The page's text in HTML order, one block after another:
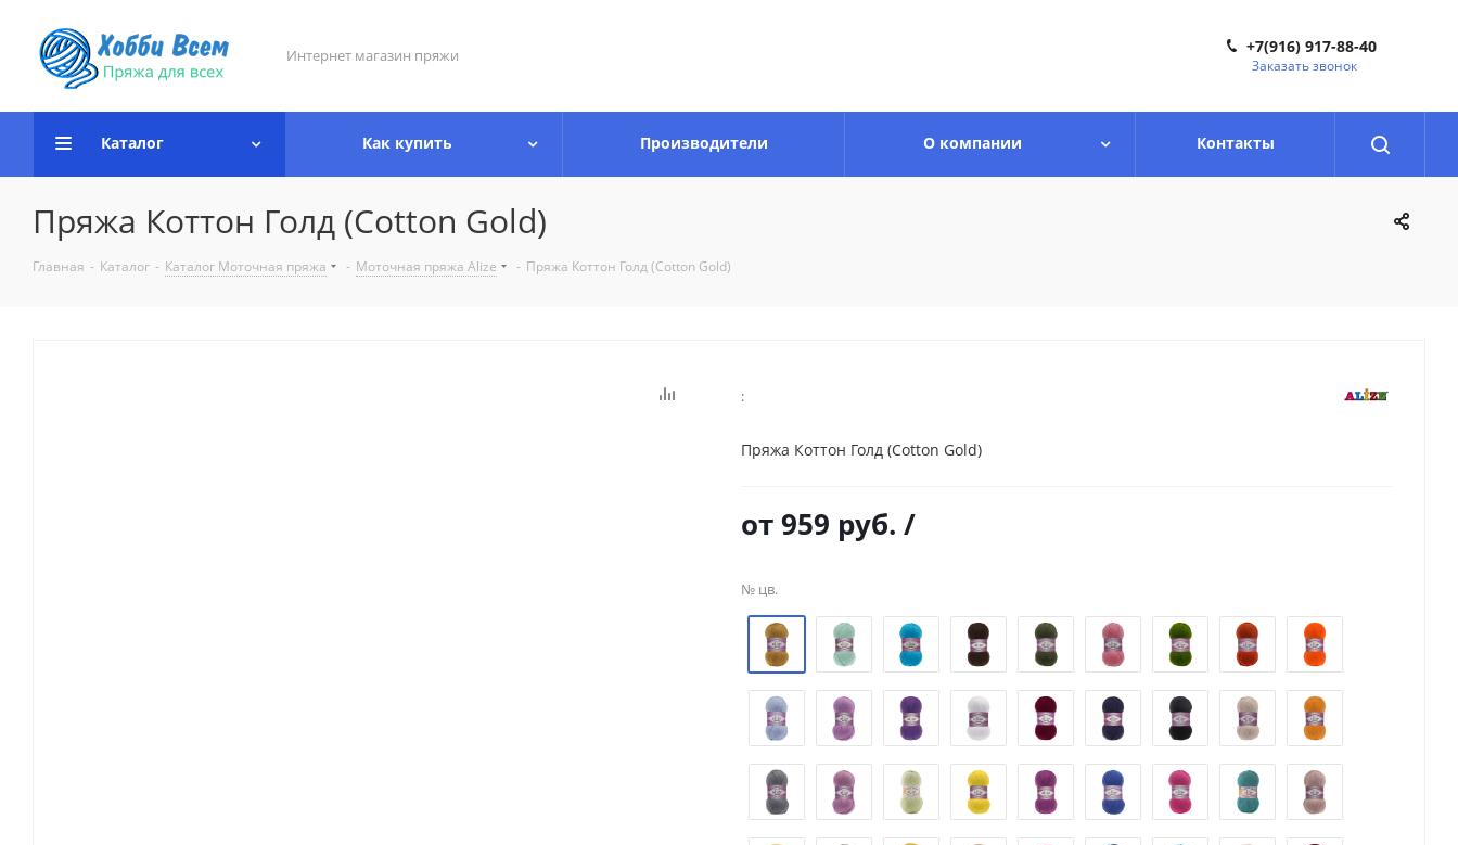
Интернет магазин пряжи +7(916) 917-88-40
Заказать звонок
Каталог Как купить Производители О компании Контакты
Пряжа Коттон Голд (Cotton Gold)
Главная - Каталог - Каталог Моточная пряжа - Моточная пряжа Alize - Пряжа Коттон Голд (Cotton Gold)
:
Пряжа Коттон Голд (Cotton Gold)
от959 руб. /
№ цв.